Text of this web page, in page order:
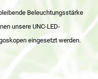
Beleuchtungsstärke
unsere UNC-LED-
eingesetzt werden.